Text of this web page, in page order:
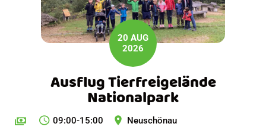
20 AUG
2026
Ausflug Tierfreigelände
Nationalpark
09:00-15:00
Neuschönau